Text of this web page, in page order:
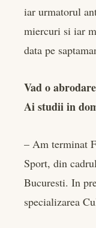
iar urmatorul
miercuri si iar
data pe
Vad o
Ai studii in
– Am terminat
Sport, din
Bucuresti. In
specializarea